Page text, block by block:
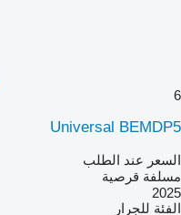
6
Universal BEMDP5
السعر عند الطلب
مسلفة قرصية
2025
الفئة للجرار